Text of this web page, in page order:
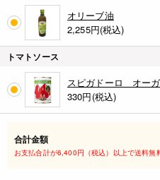
オリーブ油
2,255円(税込)
トマトソース
スピガドーロ オー
330円(税込)
合計金額
お支払合計が6,400円（税込）以上で送料無